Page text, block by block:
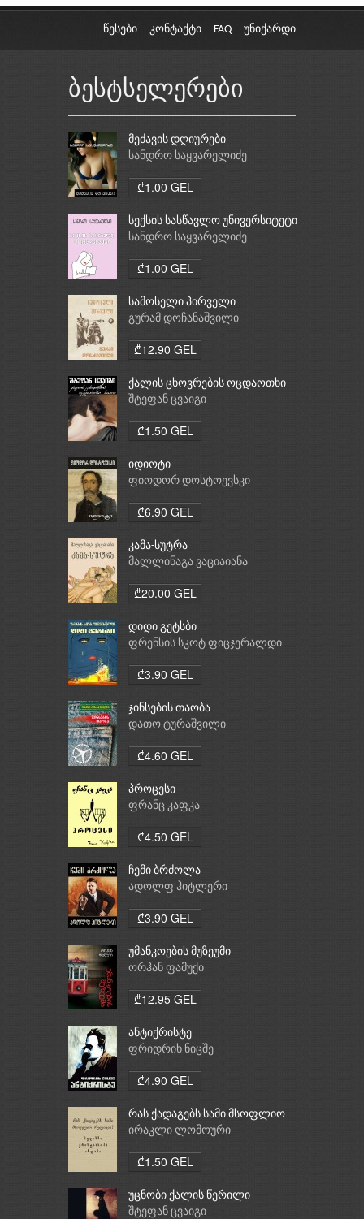
წესები კონტაქტი FAQ უნიქარდი
ბესტსელერები
მეძავის დღიურები
სანდრო საყვარელიძე
₾1.00 GEL
სექსის სასწავლო უნივერსიტეტი
სანდრო საყვარელიძე
₾1.00 GEL
სამოსელი პირველი
გურამ დოჩანაშვილი
₾12.90 GEL
ქალის ცხოვრების ოცდაოთხი
საათი
შტეფან ცვაიგი
₾1.50 GEL
იდიოტი
ფიოდორ დოსტოევსკი
₾6.90 GEL
კამა-სუტრა
მალლინაგა ვაციაიანა
₾20.00 GEL
დიდი გეტსბი
ფრენსის სკოტ ფიცჯერალდი
₾3.90 GEL
ჯინსების თაობა
დათო ტურაშვილი
₾4.60 GEL
პროცესი
ფრანც კაფკა
₾4.50 GEL
ჩემი ბრძოლა
ადოლფ ჰიტლერი
₾3.90 GEL
უმანკოების მუზეუმი
ორჰან ფამუქი
₾12.95 GEL
ანტიქრისტე
ფრიდრიხ ნიცშე
₾4.90 GEL
რას ქადაგებს სამი მსოფლიო
რელიგია: ბუდიზმი,
ირაკლი ლომოური
₾1.50 GEL
უცნობი ქალის წერილი
შტეფან ცვაიგი